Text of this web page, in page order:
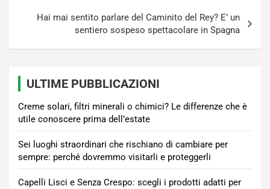
Hai mai sentito parlare del Caminito del Rey? E’ un
sentiero sospeso spettacolare in Spagna
ULTIME PUBBLICAZIONI
Creme solari, filtri minerali o chimici? Le differenze che è
utile conoscere prima dell’estate
Sei luoghi straordinari che rischiano di cambiare per
sempre: perché dovremmo visitarli e proteggerli
Capelli Lisci e Senza Crespo: scegli i prodotti adatti per